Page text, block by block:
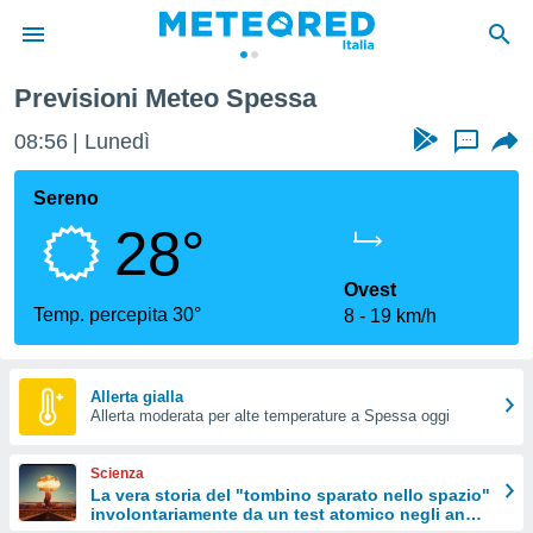
di
per
le
di
Web
le
Previsioni Meteo Spessa
08:56 Lunedì ...
Sereno
28°
Temp. percepita 30°
Ovest
8
19 km/h
Allerta gialla
Allerta moderata per alte temperature a Spessa oggi
Scienza
La vera storia del "tombino sparato nello spazio"
involontariamente da un test atomico negli anni